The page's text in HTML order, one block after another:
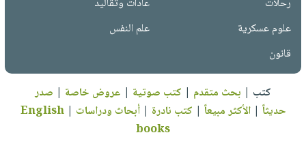
علوم عسكرية
علم النفس
قانون
كتب | بحث متقدم | كتب صوتية | عروض خاصة | صدر
حديثاً |الأكثر مبيعاً | كتب نادرة |أبحاث ودراسات |
English
books